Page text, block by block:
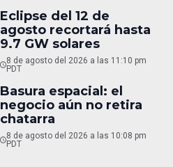
Eclipse del 12 de
agosto recortará hasta
9.7 GW solares
8 de agosto del 2026 a las 11:10 pm
PDT
Basura espacial: el
negocio aún no retira
chatarra
8 de agosto del 2026 a las 10:08 pm
PDT